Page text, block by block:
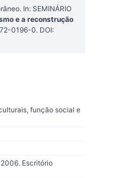
In: SEMINÁRIO
e a reconstrução
0196-0. DOI:
função social e
Escritório